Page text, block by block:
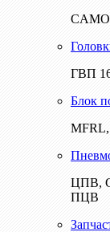
ГВП
Блок
ЦПВ,
ПЦВ